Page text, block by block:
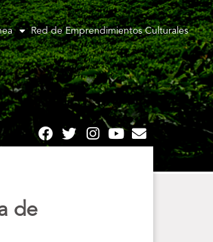
Red de Emprendimientos Culturales
de